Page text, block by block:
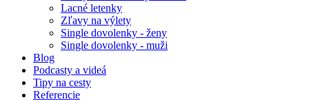
Lacné letenky
Zľavy na výlety
Single dovolenky - ženy
Single dovolenky - muži
Blog
Podcasty a videá
Tipy na cesty
Referencie